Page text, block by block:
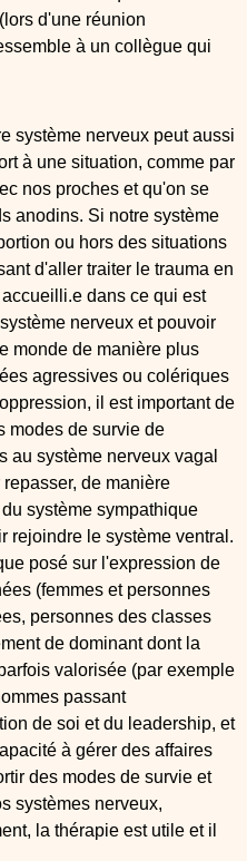
d'une réunion
à un collègue qui
système nerveux peut aussi
à une situation, comme par
nos proches et qu'on se
anodins. Si notre système
ou hors des situations
d'aller traiter le trauma en
dans ce qui est
nerveux et pouvoir
monde de manière plus
agressives ou colériques
il est important de
modes de survie de
au système nerveux vagal
de manière
système sympathique
rejoindre le système ventral.
posé sur l'expression de
(femmes et personnes
personnes des classes
de dominant dont la
valorisée (par exemple
passant
de soi et du leadership, et
à gérer des affaires
des modes de survie et
systèmes nerveux,
la thérapie est utile et il